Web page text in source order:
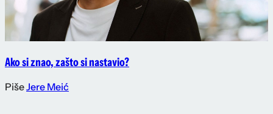
Ako si znao, zašto si nastavio?
PišeJere Meić